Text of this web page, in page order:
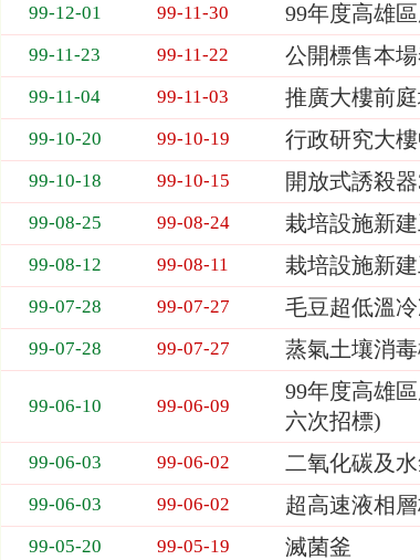
購
表，
位
為：
期、
標
事
99-12-01 99-11-30 99年度高雄
99-11-23 99-11-22 公開標售本
99-11-04 99-11-03 推廣大樓前
99-10-20 99-10-19 行政研究大
99-10-18 99-10-15 開放式誘殺器
99-08-25 99-08-24 栽培設施新
99-08-12 99-08-11 栽培設施新
99-07-28 99-07-27 毛豆超低溫
99-07-28 99-07-27 蒸氣土壤消
99-06-10 99-06-09
99年度高雄
六次招標)
99-06-03 99-06-02 二氧化碳及
99-06-03 99-06-02 超高速液相
99-05-20 99-05-19 滅菌釜